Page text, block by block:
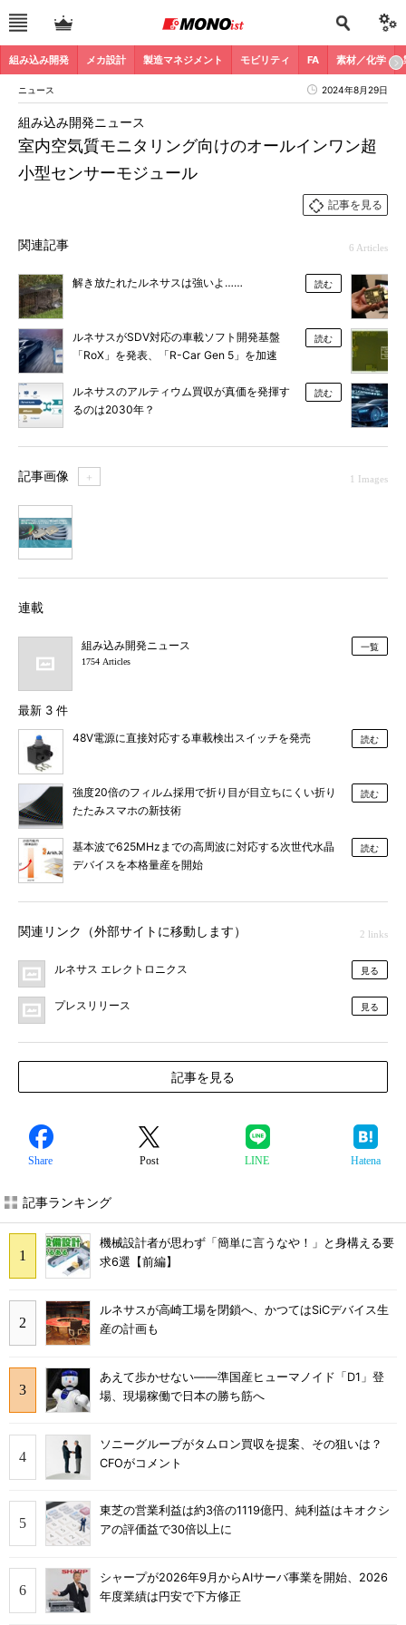
組み込み開発 メカ設計 製造マネジメント モビリティ FA 素材／化学
ニュース 2024年8月29日
室内空気質モニタリング向けのオールインワン超
小型センサーモジュール
組み込み開発ニュース
記事を見る
関連記事 6 Articles
解き放たれたルネサスは強いよ…… 読む
ルネサスがSDV対応の車載ソフト開発基盤
「RoX」を発表、「R-Car Gen 5」を加速
読む
ルネサスのアルティウム買収が真価を発揮す
るのは2030年？
読む
記事画像 ＋ 1 Images
連載
組み込み開発ニュース
1754 Articles
一覧
最新 3 件
48V電源に直接対応する車載検出スイッチを発売 読む
強度20倍のフィルム採用で折り目が目立ちにくい折り
たたみスマホの新技術
読む
基本波で625MHzまでの高周波に対応する次世代水晶
デバイスを本格量産を開始
読む
関連リンク（外部サイトに移動します） 2 links
ルネサス エレクトロニクス 見る
プレスリリース 見る
記事を見る
Share Post LINE Hatena
記事ランキング
機械設計者が思わず「簡単に言うなや！」と身構える要
求6選【前編】
ルネサスが高崎工場を閉鎖へ、かつてはSiCデバイス生
産の計画も
あえて歩かせない――準国産ヒューマノイド「D1」登
場、現場稼働で日本の勝ち筋へ
ソニーグループがタムロン買収を提案、その狙いは？
CFOがコメント
東芝の営業利益は約3倍の1119億円、純利益はキオクシ
アの評価益で30倍以上に
シャープが2026年9月からAIサーバ事業を開始、2026
年度業績は円安で下方修正